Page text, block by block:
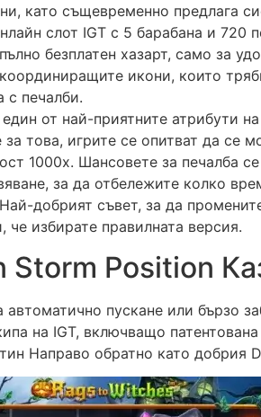
като същевременно предлага
слот IGT с 5 барабана и 720
безплатен хазарт, само за
икони, които
с печалби.
от най-приятните атрибути
това, игрите се опитват да се
1000x. Шансовете за печалба
за да отбележите колко
добрият съвет, за да
че избирате правилната версия.
Storm Position
пускане или бързо
на IGT, включващо
Направо обратно като добрия